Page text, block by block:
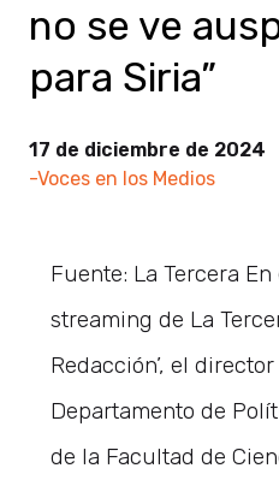
no se ve
para Siria”
17 de diciembre de 2024
-Voces en los Medios
Fuente: La Tercera
streaming de La
Redacción’, el
Departamento de
de la Facultad de